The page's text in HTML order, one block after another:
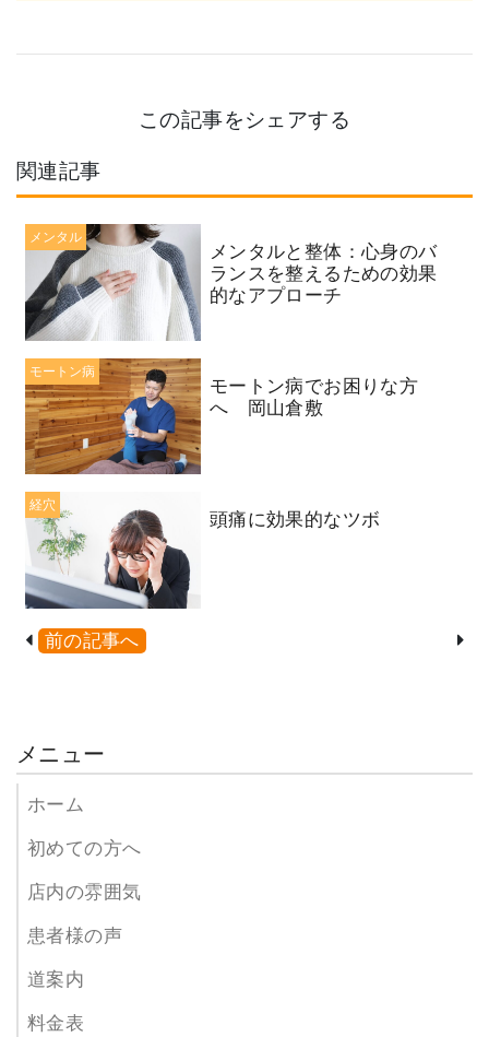
この記事をシェアする
関連記事
メンタル
メンタルと整体：心身のバ
ランスを整えるための効果
的なアプローチ
モートン病
モートン病でお困りな方
へ 岡山倉敷
経穴
頭痛に効果的なツボ
前の記事へ
メニュー
ホーム
初めての方へ
店内の雰囲気
患者様の声
道案内
料金表